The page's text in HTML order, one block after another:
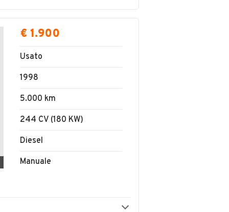
€ 1.900
Usato
1998
5.000 km
244 CV (180 KW)
Diesel
Manuale